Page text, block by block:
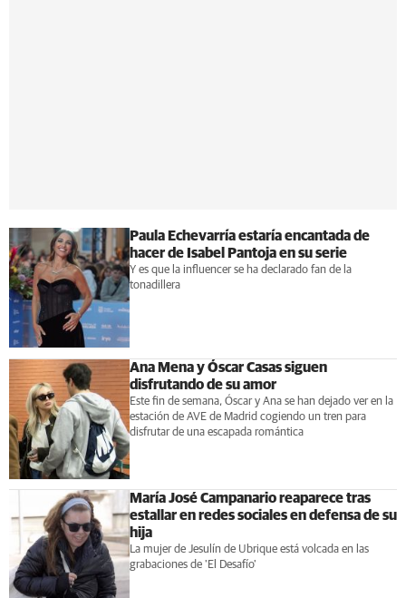
Paula Echevarría estaría encantada de
hacer de Isabel Pantoja en su serie
Y es que la influencer se ha declarado fan de la
tonadillera
Ana Mena y Óscar Casas siguen
disfrutando de su amor
Este fin de semana, Óscar y Ana se han dejado ver en la
estación de AVE de Madrid cogiendo un tren para
disfrutar de una escapada romántica
María José Campanario reaparece tras
estallar en redes sociales en defensa de su
hija
La mujer de Jesulín de Ubrique está volcada en las
grabaciones de 'El Desafío'